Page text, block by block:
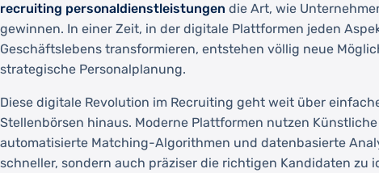
recruiting personaldienstleistungen die Art, wie
gewinnen. In einer Zeit, in der digitale Plattformen jeden
Geschäftslebens transformieren, entstehen völlig neue
strategische Personalplanung.
Diese digitale Revolution im Recruiting geht weit über
Stellenbörsen hinaus. Moderne Plattformen nutzen
automatisierte Matching-Algorithmen und datenbasierte
schneller, sondern auch präziser die richtigen Kandidaten zu